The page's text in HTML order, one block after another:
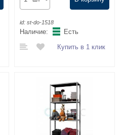
id: st-do-1518
Наличие:
Есть
Купить в 1 клик